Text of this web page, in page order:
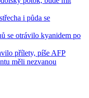
i půda se
se otrávilo kyanidem po
přílety, píše AFP
měli nezvanou